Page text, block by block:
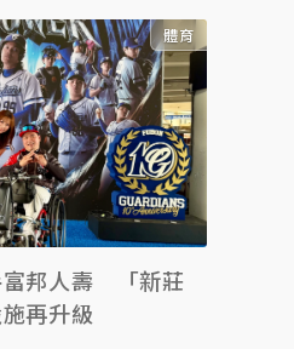
體育
富邦人壽 「新莊
再升級